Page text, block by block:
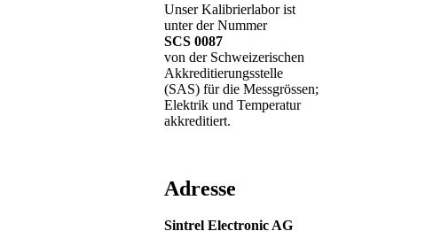
Unser Kalibrierlabor ist
unter der Nummer
SCS 0087
von der Schweizerischen
Akkreditierungsstelle
(SAS) für die Messgrössen;
Elektrik und Temperatur
akkreditiert.
Adresse
Sintrel Electronic AG